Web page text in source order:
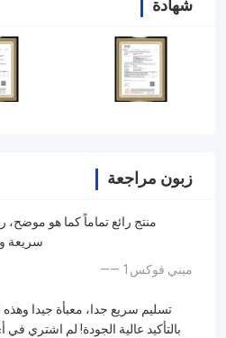
شهادة
زبون مراجعة
منتج رائع تماماً كما هو موضح،
سريعة
—— ميني فوكس1
تسليم سريع جدا، معبأة جيدا وهذه
بالتأكيد عالية الجودة! لم اشتري في